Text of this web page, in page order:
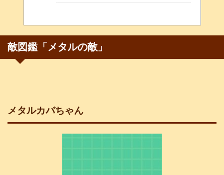
敵図鑑「メタルの敵」
メタルカバちゃん